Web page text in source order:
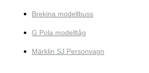
Brekina modellbuss
G Pola modelltåg
Märklin SJ Personvagn